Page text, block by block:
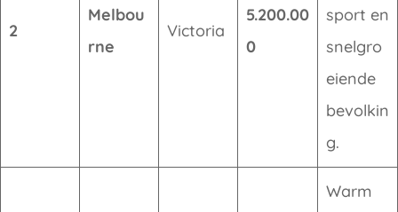
2
Melbou
rne
Victoria
5.200.00
0
sport en
snelgro
eiende
bevolkin
g.
Warm